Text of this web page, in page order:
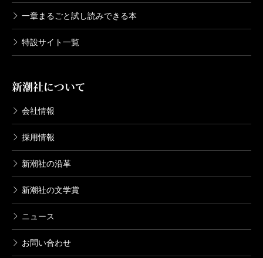
一章まるごと試し読みできる本
特設サイト一覧
新潮社について
会社情報
採用情報
新潮社の沿革
新潮社の文学賞
ニュース
お問い合わせ